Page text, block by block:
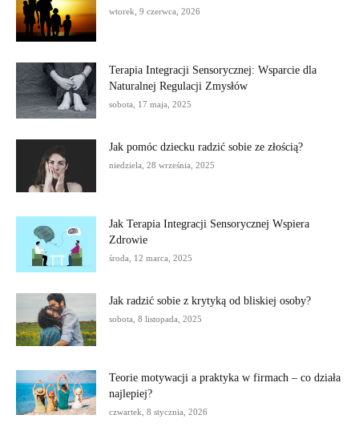
wtorek, 9 czerwca, 2026
Terapia Integracji Sensorycznej: Wsparcie dla
Naturalnej Regulacji Zmysłów
sobota, 17 maja, 2025
Jak pomóc dziecku radzić sobie ze złością?
niedziela, 28 września, 2025
Jak Terapia Integracji Sensorycznej Wspiera
Zdrowie
środa, 12 marca, 2025
Jak radzić sobie z krytyką od bliskiej osoby?
sobota, 8 listopada, 2025
Teorie motywacji a praktyka w firmach – co działa
najlepiej?
czwartek, 8 stycznia, 2026